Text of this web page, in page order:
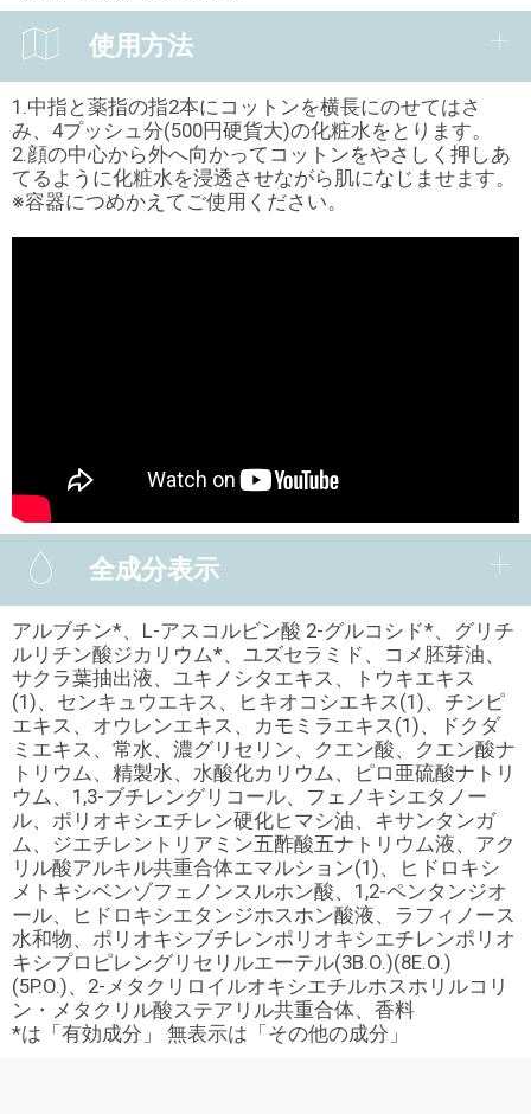
使用方法
1.中指と薬指の指2本にコットンを横長にのせてはさ
み、4プッシュ分(500円硬貨大)の化粧水をとります。
2.顔の中心から外へ向かってコットンをやさしく押しあ
てるように化粧水を浸透させながら肌になじませます。
※容器につめかえてご使用ください。
全成分表示
アルブチン*、L-アスコルビン酸 2-グルコシド*、グリチ
ルリチン酸ジカリウム*、ユズセラミド、コメ胚芽油、
サクラ葉抽出液、ユキノシタエキス、トウキエキス
(1)、センキュウエキス、ヒキオコシエキス(1)、チンピ
エキス、オウレンエキス、カモミラエキス(1)、ドクダ
ミエキス、常水、濃グリセリン、クエン酸、クエン酸ナ
トリウム、精製水、水酸化カリウム、ピロ亜硫酸ナトリ
ウム、1,3-ブチレングリコール、フェノキシエタノー
ル、ポリオキシエチレン硬化ヒマシ油、キサンタンガ
ム、ジエチレントリアミン五酢酸五ナトリウム液、アク
リル酸アルキル共重合体エマルション(1)、ヒドロキシ
メトキシベンゾフェノンスルホン酸、1,2-ペンタンジオ
ール、ヒドロキシエタンジホスホン酸液、ラフィノース
水和物、ポリオキシブチレンポリオキシエチレンポリオ
キシプロピレングリセリルエーテル(3B.O.)(8E.O.)
(5P.O.)、2-メタクリロイルオキシエチルホスホリルコリ
ン・メタクリル酸ステアリル共重合体、香料
*は「有効成分」 無表示は「その他の成分」